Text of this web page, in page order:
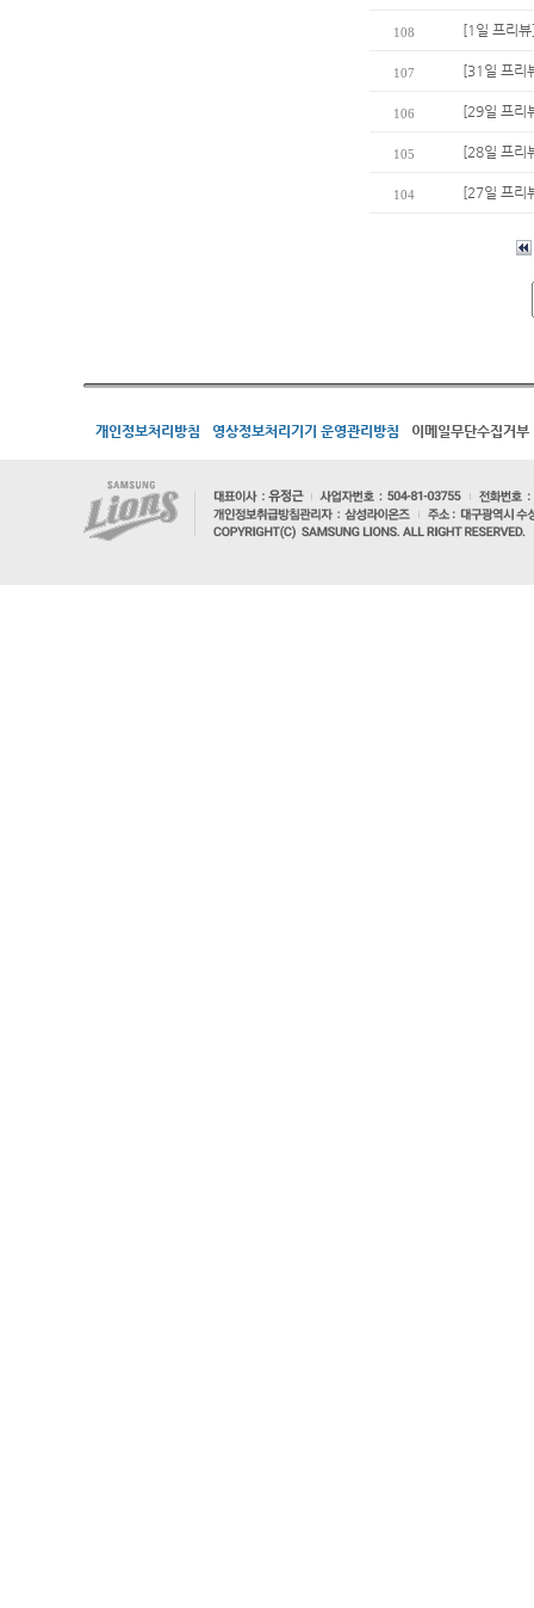
108 [1일 프리
107 [31일 프리
106 [29일 프리
105 [28일 프리
104 [27일 프리
개인정보처리방침 영상정보처리기기 운영관리방침 이메일무단수집거부